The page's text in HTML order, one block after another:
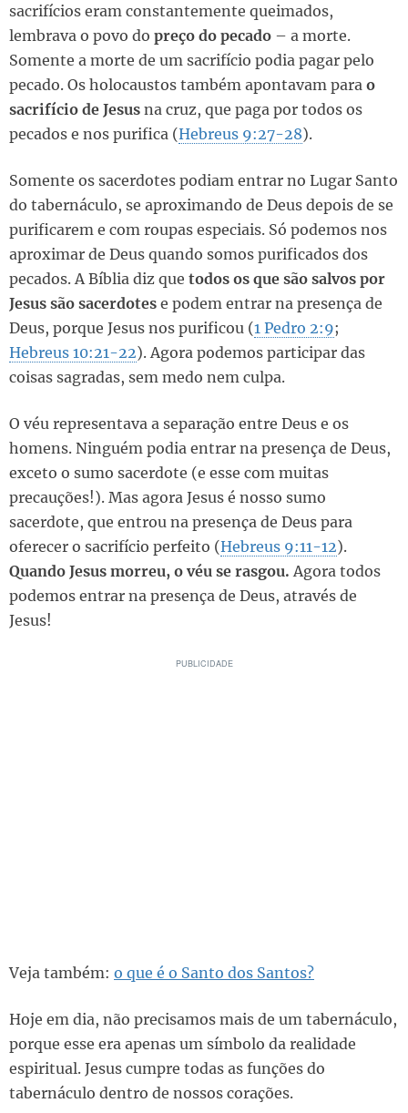
sacrifícios eram constantemente queimados,
lembrava o povo do preço do pecado – a morte.
Somente a morte de um sacrifício podia pagar pelo
pecado. Os holocaustos também apontavam para o
sacrifício de Jesus na cruz, que paga por todos os
pecados e nos purifica (Hebreus 9:27-28).
Somente os sacerdotes podiam entrar no Lugar Santo
do tabernáculo, se aproximando de Deus depois de se
purificarem e com roupas especiais. Só podemos nos
aproximar de Deus quando somos purificados dos
pecados. A Bíblia diz que todos os que são salvos por
Jesus são sacerdotes e podem entrar na presença de
Deus, porque Jesus nos purificou (1 Pedro 2:9;
Hebreus 10:21-22). Agora podemos participar das
coisas sagradas, sem medo nem culpa.
O véu representava a separação entre Deus e os
homens. Ninguém podia entrar na presença de Deus,
exceto o sumo sacerdote (e esse com muitas
precauções!). Mas agora Jesus é nosso sumo
sacerdote, que entrou na presença de Deus para
oferecer o sacrifício perfeito (Hebreus 9:11-12).
Quando Jesus morreu, o véu se rasgou. Agora todos
podemos entrar na presença de Deus, através de
Jesus!
Veja também: o que é o Santo dos Santos?
Hoje em dia, não precisamos mais de um tabernáculo,
porque esse era apenas um símbolo da realidade
espiritual. Jesus cumpre todas as funções do
tabernáculo dentro de nossos corações.